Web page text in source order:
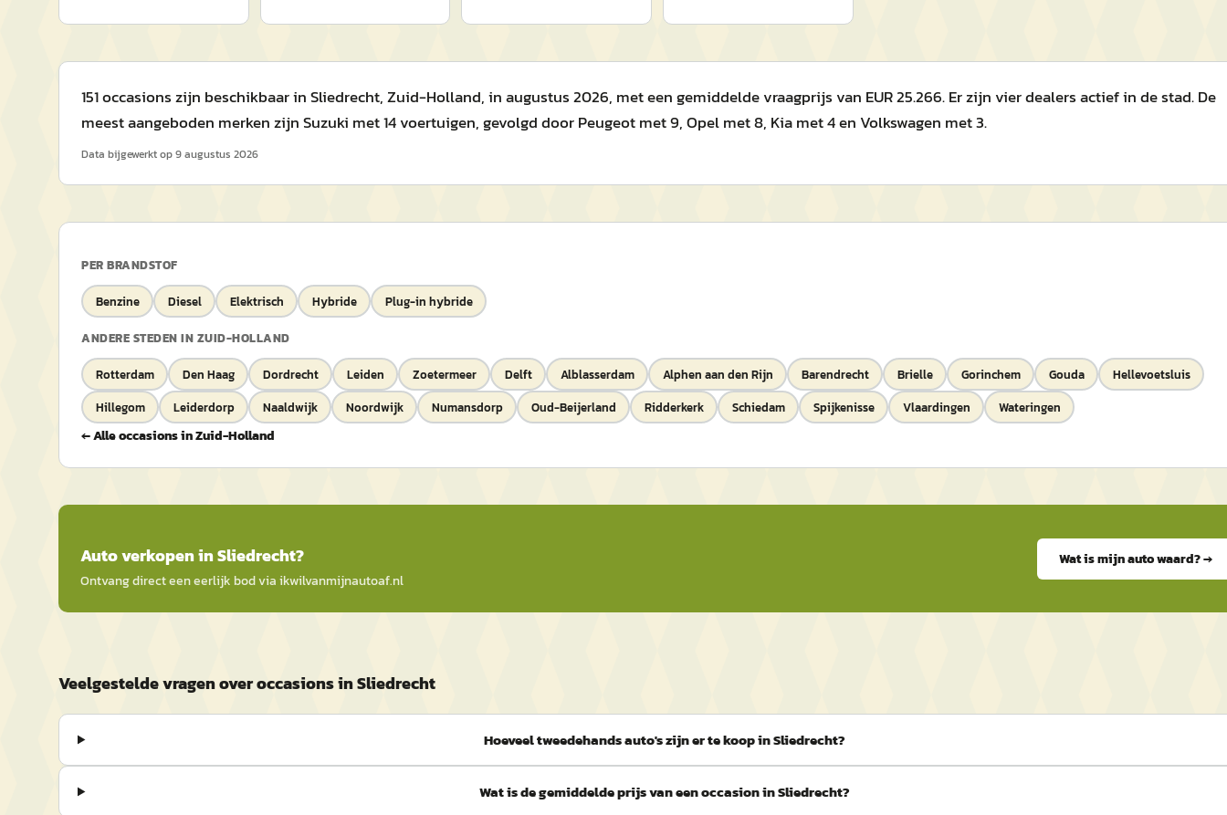
151 occasions zijn beschikbaar in Sliedrecht, Zuid-Holland, in augustus 2026, met een gemiddelde vraagprijs van EUR 25.266. Er zijn vier dealers actief in de stad. De
meest aangeboden merken zijn Suzuki met 14 voertuigen, gevolgd door Peugeot met 9, Opel met 8, Kia met 4 en Volkswagen met 3.
Data bijgewerkt op9 augustus 2026
PER BRANDSTOF
Benzine Diesel Elektrisch Hybride Plug-in hybride
ANDERE STEDEN IN ZUID-HOLLAND
Rotterdam Den Haag Dordrecht Leiden Zoetermeer Delft Alblasserdam Alphen aan den Rijn Barendrecht Brielle Gorinchem Gouda
Hellevoetsluis
Hillegom
Leiderdorp Naaldwijk Noordwijk Numansdorp Oud-Beijerland Ridderkerk Schiedam Spijkenisse Vlaardingen Wateringen
← Alle occasions inZuid-Holland
Autoverkopen inSliedrecht?
Ontvang direct een eerlijk bod viaikwilvanmijnautoaf.nl
Wat is mijn auto waard? →
Veelgestelde vragen over occasions in Sliedrecht
Hoeveel tweedehands auto's zijn er te koop in Sliedrecht?
Wat is de gemiddelde prijs van een occasion in Sliedrecht?